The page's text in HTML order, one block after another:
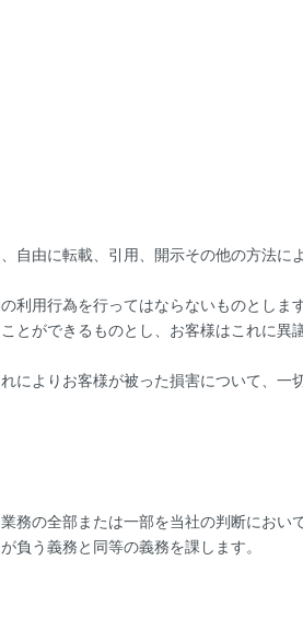
自由に転載、引用、開示その他の方法に
利用行為を行ってはならないものとします
とができるものとし、お客様はこれに異
よりお客様が被った損害について、一
務の全部または一部を当社の判断におい
負う義務と同等の義務を課します。